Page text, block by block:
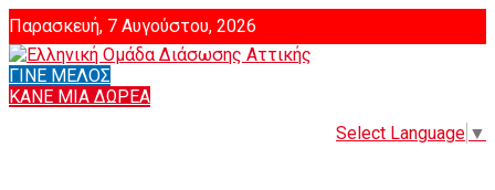
Παρασκευή, 7 Αυγούστου, 2026
Login
Select Language ▼
ΓΙΝΕ ΜΕΛΟΣ
ΚΑΝΕ ΜΙΑ ΔΩΡΕΑ